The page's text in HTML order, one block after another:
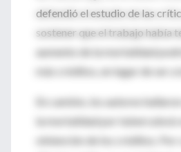
defendió el estudio de las
sostener que el trabajo había
aumento de la mortalidad
más créditos, en lugar de ser a
En cambio, los autores
la mortalidad por tuberculosis
obtención de los créditos. Por